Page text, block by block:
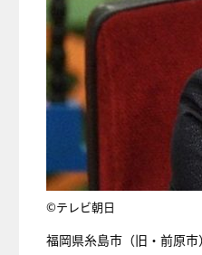
©テレビ朝日
福岡県糸島市（旧・前原